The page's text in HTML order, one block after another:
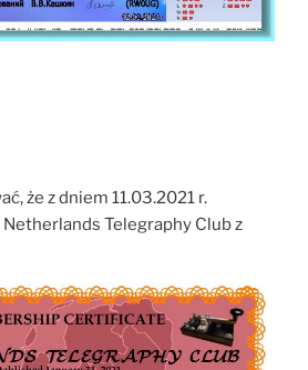
że z dniem 11.03.2021 r.
Netherlands Telegraphy Club z